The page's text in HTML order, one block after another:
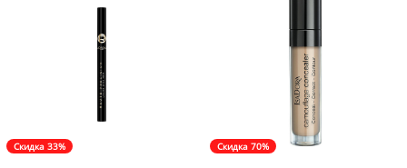
Скидка 33% Скидка 70%